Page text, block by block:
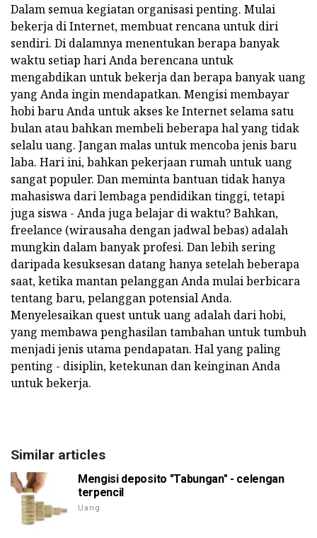
Dalam semua kegiatan organisasi penting. Mulai
bekerja di Internet, membuat rencana untuk diri
sendiri. Di dalamnya menentukan berapa banyak
waktu setiap hari Anda berencana untuk
mengabdikan untuk bekerja dan berapa banyak uang
yang Anda ingin mendapatkan. Mengisi membayar
hobi baru Anda untuk akses ke Internet selama satu
bulan atau bahkan membeli beberapa hal yang tidak
selalu uang. Jangan malas untuk mencoba jenis baru
laba. Hari ini, bahkan pekerjaan rumah untuk uang
sangat populer. Dan meminta bantuan tidak hanya
mahasiswa dari lembaga pendidikan tinggi, tetapi
juga siswa - Anda juga belajar di waktu? Bahkan,
freelance (wirausaha dengan jadwal bebas) adalah
mungkin dalam banyak profesi. Dan lebih sering
daripada kesuksesan datang hanya setelah beberapa
saat, ketika mantan pelanggan Anda mulai berbicara
tentang baru, pelanggan potensial Anda.
Menyelesaikan quest untuk uang adalah dari hobi,
yang membawa penghasilan tambahan untuk tumbuh
menjadi jenis utama pendapatan. Hal yang paling
penting - disiplin, ketekunan dan keinginan Anda
untuk bekerja.
Similar articles
Mengisi deposito "Tabungan" - celengan
terpencil
Uang